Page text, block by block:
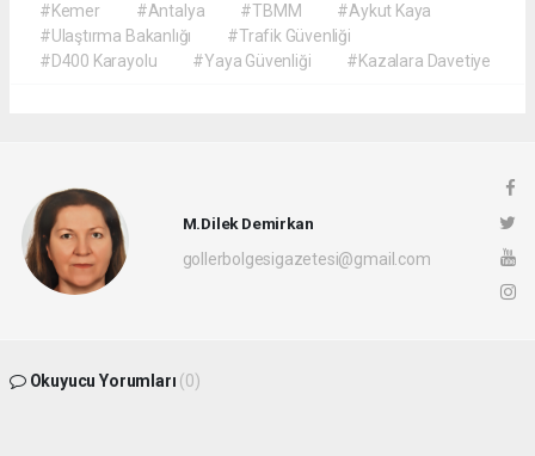
#Kemer
#Antalya #TBMM
#Aykut Kaya
#Ulaştırma Bakanlığı
#Trafik Güvenliği
#D400 Karayolu
#Yaya Güvenliği #Kazalara Davetiye
M.Dilek Demirkan
gollerbolgesigazetesi@gmail.com
Okuyucu Yorumları (0)